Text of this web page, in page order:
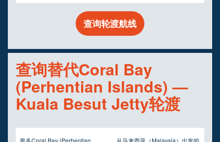
查询轮渡航线
查询替代Coral Bay
(Perhentian Islands) —
Kuala Besut Jetty轮渡
更多Coral Bay (Perhentian
从马来西亚（Malaysia）出发的